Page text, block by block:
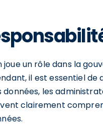
un rôle dans la
il est essentiel de
les
clairement